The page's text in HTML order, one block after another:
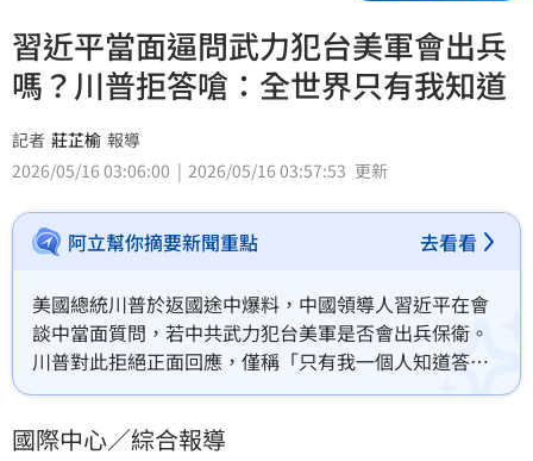
習近平當面逼問武力犯台美軍會出兵
嗎？川普拒答嗆：全世界只有我知道
記者 莊芷榆 報導
2026/05/16 03:06:00
2026/05/16 03:57:53 更新
阿立幫你摘要新聞重點 去看看
美國總統川普於返國途中爆料，中國領導人習近平在會
談中當面質問，若中共武力犯台美軍是否會出兵保衛。
川普對此拒絕正面回應，僅稱「只有我一個人知道答
案」，並強調不願捲入遠在九千五百英里外的戰爭。川
衝突；習近平則強硬警告，台灣問題是中美關係最核心
國際中心／綜合報導